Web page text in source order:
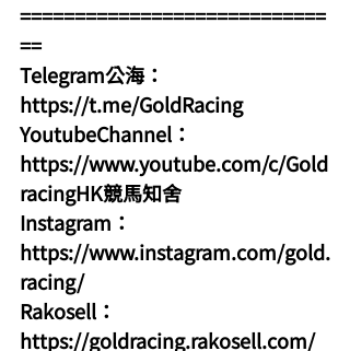
============================
==
Telegram公海：
https://t.me/GoldRacing
YoutubeChannel：
https://www.youtube.com/c/Gold
racingHK競馬知舍
Instagram：
https://www.instagram.com/gold.
racing/
Rakosell：
https://goldracing.rakosell.com/